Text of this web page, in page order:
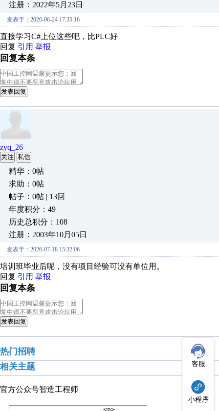
注册：2022年5月23日
发表于：2026-06-24 17:35:16
直接学习C#上位这些吧，比PLC好
回复 引用 举报
回复本条
发表回复
zyq_26
关注 私信
精华：0帖
求助：0帖
帖子：0帖 | 13回
年度积分：49
历史总积分：108
注册：2003年10月05日
发表于：2026-07-18 15:32:06
培训班毕业后呢，没有项目经验可没有单位用。
回复 引用 举报
回复本条
发表回复
热门招聘
相关主题
官方公众号智造工程师
客服
小程序